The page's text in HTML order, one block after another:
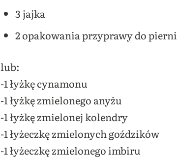
3 jajka
2 opakowania przyprawy do
lub:
-1 łyżkę cynamonu
-1 łyżkę zmielonego anyżu
-1 łyżkę zmielonej kolendry
-1 łyżeczkę zmielonych goździków
-1 łyżeczkę zmielonego imbiru